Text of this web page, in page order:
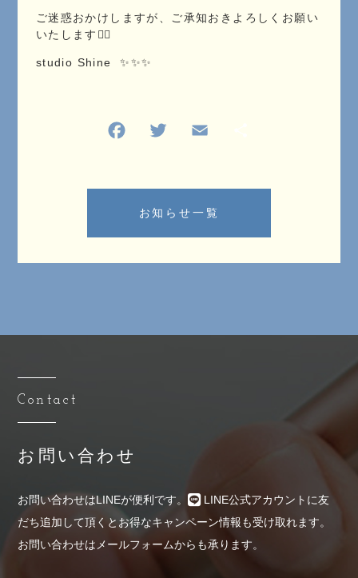
ご迷惑おかけしますが、ご承知おきよろしくお願い
いたします🙇‍♀️
studio Shine ✨✨✨
お知らせ一覧
Contact
お問い合わせ
お問い合わせはLINEが便利です。
LINE公式アカウントに友
だち追加して頂くとお得なキャンペーン情報も受け取れます。
お問い合わせはメールフォームからも承ります。